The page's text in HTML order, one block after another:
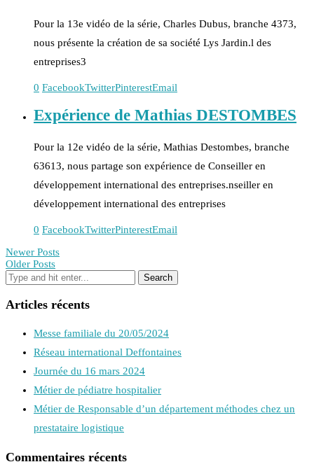
Pour la 13e vidéo de la série, Charles Dubus, branche 4373,
nous présente la création de sa société Lys Jardin.l des
entreprises3
0 FacebookTwitterPinterestEmail
Expérience de Mathias DESTOMBES
Pour la 12e vidéo de la série, Mathias Destombes, branche
63613, nous partage son expérience de Conseiller en
développement international des entreprises.nseiller en
développement international des entreprises
0 FacebookTwitterPinterestEmail
Newer Posts
Older Posts
Articles récents
Messe familiale du 20/05/2024
Réseau international Deffontaines
Journée du 16 mars 2024
Métier de pédiatre hospitalier
Métier de Responsable d’un département méthodes chez un
prestataire logistique
Commentaires récents